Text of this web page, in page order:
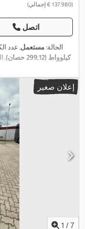
(‏137.980 € إجمالي)
اتصل
الحالة: مستعمل, عدد
كيلوواط (299,12 حصان)
,
فرامل:المُبطئ, معدات:
إعلان صغير
1 / 7